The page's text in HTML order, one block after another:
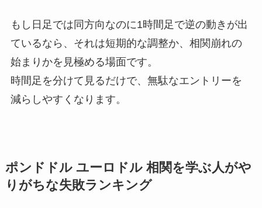
もし日足では同方向なのに1時間足で逆の動きが出
ているなら、それは短期的な調整か、相関崩れの
始まりかを見極める場面です。
時間足を分けて見るだけで、無駄なエントリーを
減らしやすくなります。
ポンドドル ユーロドル 相関を学ぶ人がや
りがちな失敗ランキング